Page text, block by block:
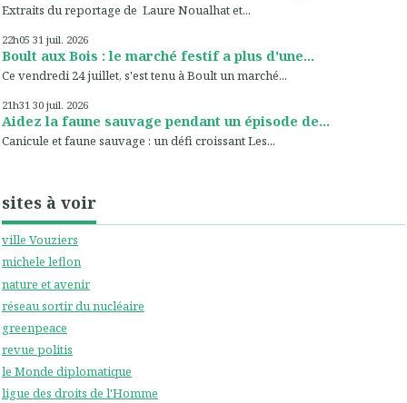
Extraits du reportage de Laure Noualhat et...
22h05 31 juil. 2026
Boult aux Bois : le marché festif a plus d'une...
Ce vendredi 24 juillet, s'est tenu à Boult un marché...
21h31 30 juil. 2026
Aidez la faune sauvage pendant un épisode de...
Canicule et faune sauvage : un défi croissant Les...
sites à voir
ville Vouziers
michele leflon
nature et avenir
réseau sortir du nucléaire
greenpeace
revue politis
le Monde diplomatique
ligue des droits de l'Homme